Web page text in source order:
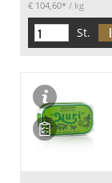
€ 104,60* / kg
St.